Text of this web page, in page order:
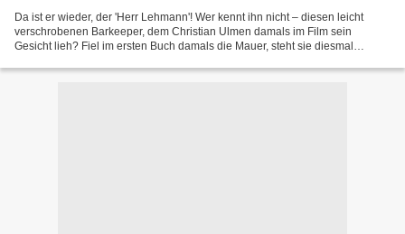
Da ist er wieder, der 'Herr Lehmann'! Wer kennt ihn nicht – diesen leicht
verschrobenen Barkeeper, dem Christian Ulmen damals im Film sein
Gesicht lieh? Fiel im ersten Buch damals die Mauer, steht sie diesmal